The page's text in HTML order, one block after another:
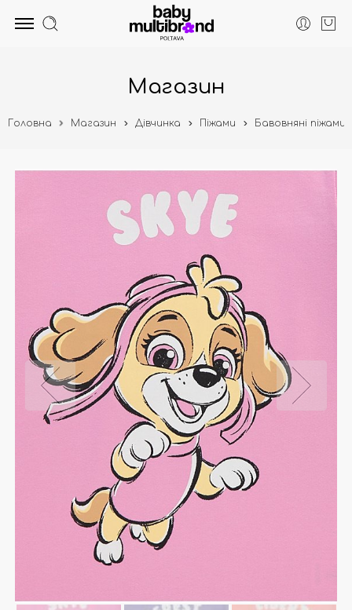
Магазин
Головна Магазин Дівчинка Піжами Бавовняні піжами